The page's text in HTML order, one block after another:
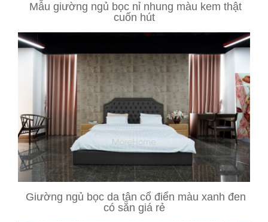
Mẫu giường ngủ bọc nỉ nhung màu kem thật
cuốn hút
Giường ngủ bọc da tân cổ điển màu xanh đen
có sẵn giá rẻ